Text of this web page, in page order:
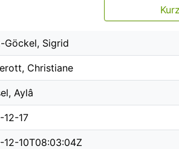
Göckel, Sigrid
Christiane
Aylâ
12-17
12-10T08:03:04Z